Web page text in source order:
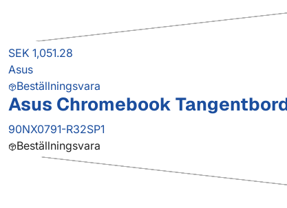
SEK 1,051.28
Asus
Beställningsvara
Asus Chromebook
90NX0791-R32SP1
Beställningsvara